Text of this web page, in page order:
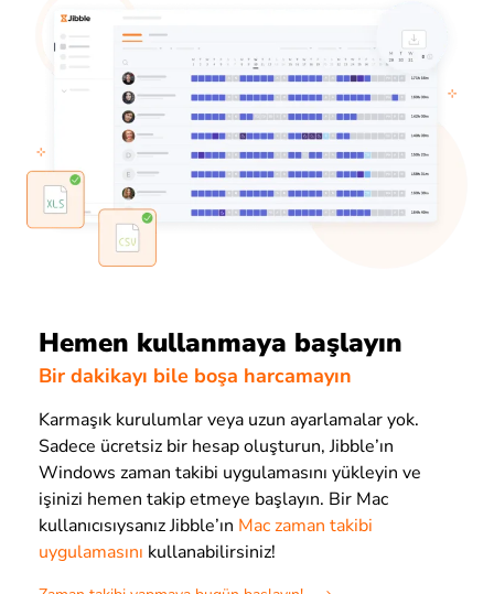
Hemen kullanmaya başlayın
Bir dakikayı bile boşa harcamayın
Karmaşık kurulumlar veya uzun ayarlamalar yok.
Sadece ücretsiz bir hesap oluşturun, Jibble’ın
Windows zaman takibi uygulamasını yükleyin ve
işinizi hemen takip etmeye başlayın. Bir Mac
kullanıcısıysanız Jibble’ın Mac zaman takibi
uygulamasını kullanabilirsiniz!